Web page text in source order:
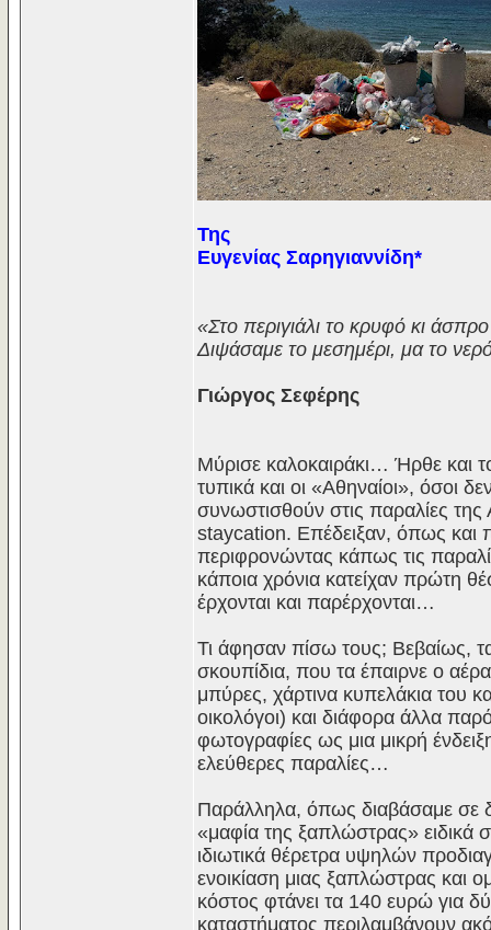
Της
Ευγενίας Σαρηγιαννίδη*
«Στο περιγιάλι το κρυφό κι
Διψάσαμε το μεσημέρι, μα το
Γιώργος Σεφέρης
Μύρισε καλοκαιράκι… Ήρθε και
τυπικά και οι «Αθηναίοι», όσοι
συνωστισθούν στις παραλίες της
staycation. Επέδειξαν, όπως και
περιφρονώντας κάπως τις
κάποια χρόνια κατείχαν πρώτη
έρχονται και παρέρχονται…
Τι άφησαν πίσω τους; Βεβαίως,
σκουπίδια, που τα έπαιρνε ο
μπύρες, χάρτινα κυπελάκια του
οικολόγοι) και διάφορα άλλα
φωτογραφίες ως μια μικρή
ελεύθερες παραλίες…
Παράλληλα, όπως διαβάσαμε σε
«μαφία της ξαπλώστρας» ειδικά
ιδιωτικά θέρετρα υψηλών
ενοικίαση μιας ξαπλώστρας και
κόστος φτάνει τα 140 ευρώ για
καταστήματος περιλαμβάνουν